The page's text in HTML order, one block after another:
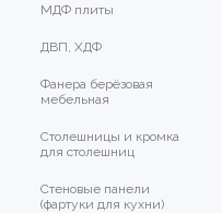
МДФ плиты
ДВП, ХДФ
Фанера берёзовая
мебельная
Столешницы и кромка
для столешниц
Стеновые панели
(фартуки для кухни)